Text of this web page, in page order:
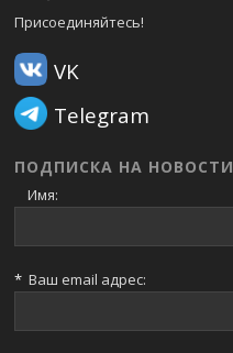
Присоединяйтесь!
VK
Telegram
ПОДПИСКА НА НОВОСТИ
Имя:
* Ваш email адрес: